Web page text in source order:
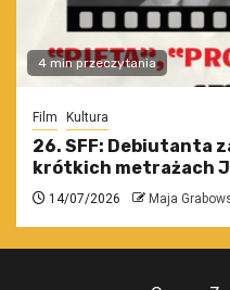
4 min przeczytania
Film Kultura
26. SFF: Debiutanta
krótkich metrażach
14/07/2026 Maja